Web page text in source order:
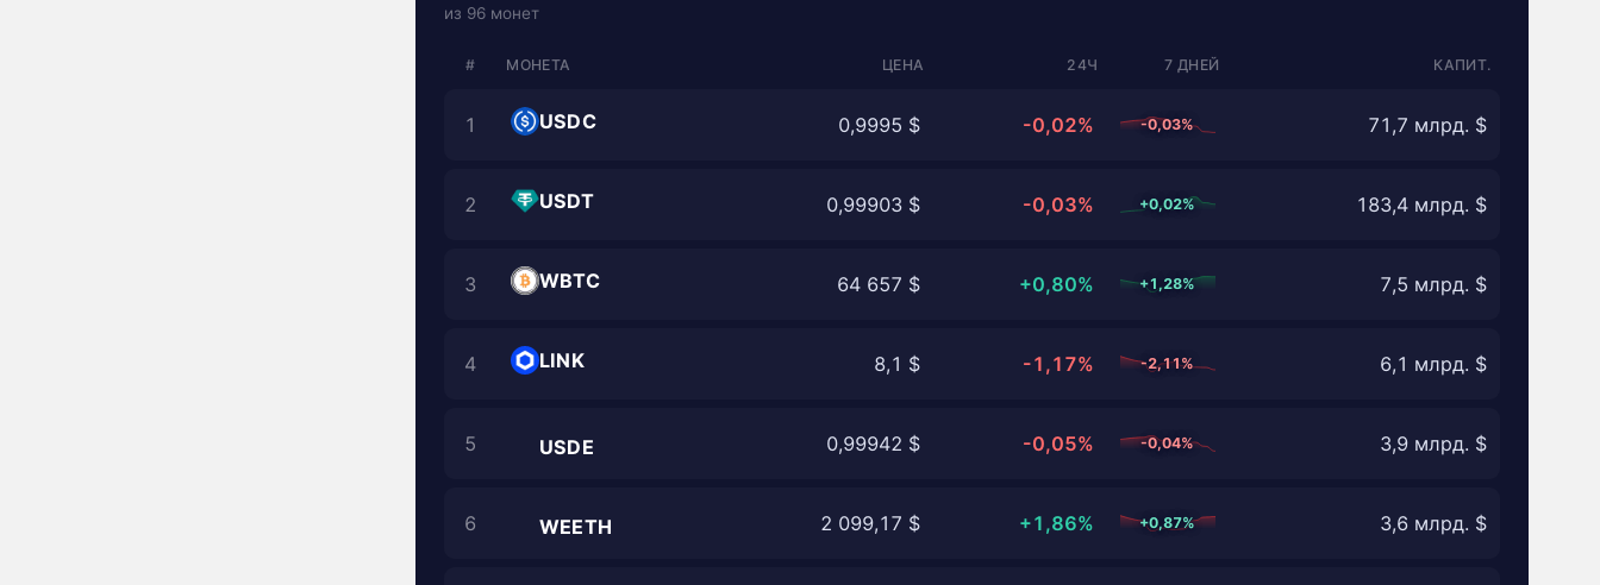
из 96 монет
# МОНЕТА ЦЕНА 24Ч 7 ДНЕЙ КАПИТ.
1 USDC 0,9995 $ -0,02% -0,03% 71,7 млрд. $
2 USDT 0,99903 $ -0,03% +0,02% 183,4 млрд. $
3 WBTC 64 657 $ +0,80% +1,28% 7,5 млрд. $
4 LINK 8,1 $ -1,17% -2,11% 6,1 млрд. $
5 USDE 0,99942 $ -0,05% -0,04% 3,9 млрд. $
6 WEETH 2 099,17 $ +1,86% +0,87% 3,6 млрд. $